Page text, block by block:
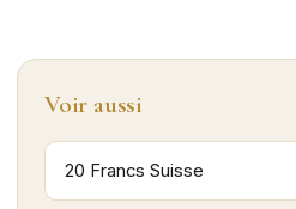
Voir aussi
20 Francs Suisse